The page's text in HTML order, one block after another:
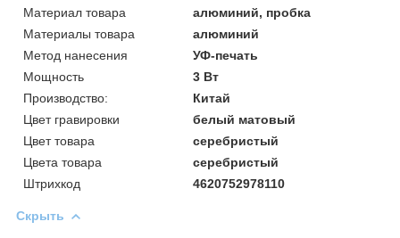
Материал товара
алюминий, пробка
Материалы товара
алюминий
Метод нанесения
УФ-печать
Мощность
3 Вт
Производство:
Китай
Цвет гравировки
белый матовый
Цвет товара
серебристый
Цвета товара
серебристый
Штрихкод
4620752978110
Скрыть